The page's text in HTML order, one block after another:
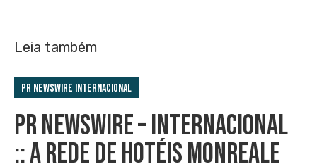
Leia também
PR Newswire Internacional
PR NEWSWIRE – INTERNACIONAL
:: A REDE DE HOTÉIS MONREALE